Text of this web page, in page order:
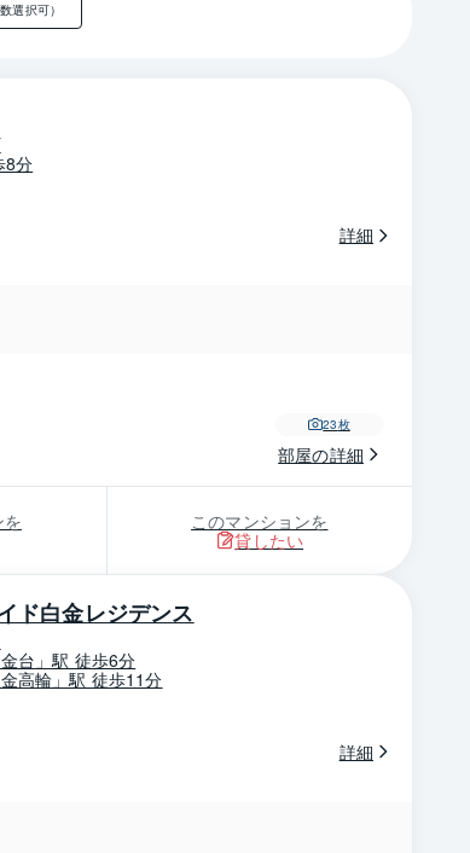
数選択可）
8分
詳細
23枚
部屋の詳細
このマンションを
貸したい
白金レジデンス
台」駅 徒歩6分
高輪」駅 徒歩11分
詳細